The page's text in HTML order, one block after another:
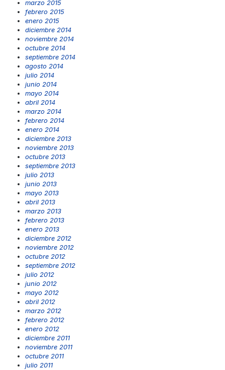
marzo 2015
febrero 2015
enero 2015
diciembre 2014
noviembre 2014
octubre 2014
septiembre 2014
agosto 2014
julio 2014
junio 2014
mayo 2014
abril 2014
marzo 2014
febrero 2014
enero 2014
diciembre 2013
noviembre 2013
octubre 2013
septiembre 2013
julio 2013
junio 2013
mayo 2013
abril 2013
marzo 2013
febrero 2013
enero 2013
diciembre 2012
noviembre 2012
octubre 2012
septiembre 2012
julio 2012
junio 2012
mayo 2012
abril 2012
marzo 2012
febrero 2012
enero 2012
diciembre 2011
noviembre 2011
octubre 2011
julio 2011